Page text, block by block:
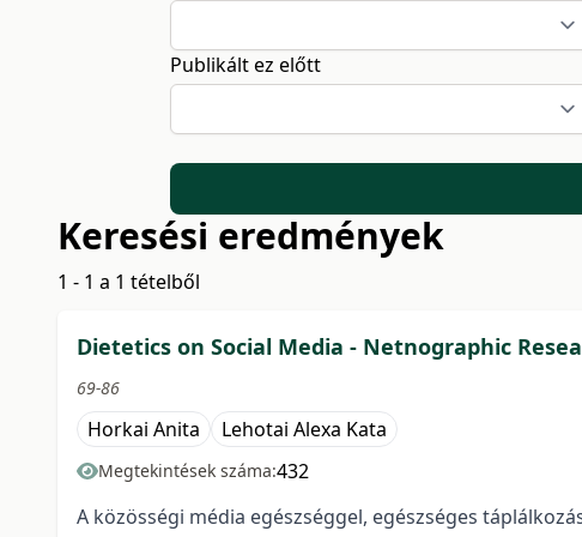
Publikált ez előtt
Keresési eredmények
1 - 1 a 1 tételből
Dietetics on Social Media - Netnographic
69-86
Horkai Anita Lehotai Alexa Kata
Megtekintések száma:432
A közösségi média egészséggel, egészséges